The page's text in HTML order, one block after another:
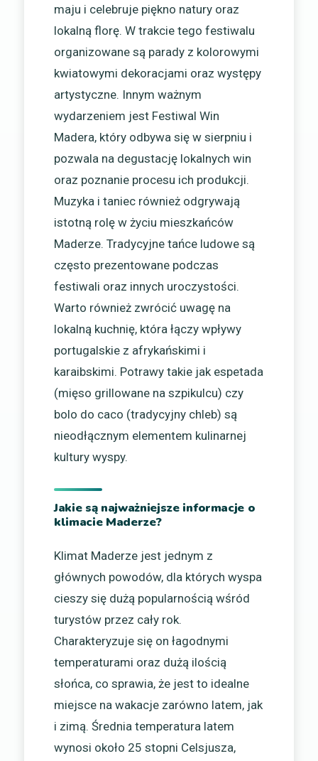
maju i celebruje piękno natury oraz
lokalną florę. W trakcie tego festiwalu
organizowane są parady z kolorowymi
kwiatowymi dekoracjami oraz występy
artystyczne. Innym ważnym
wydarzeniem jest Festiwal Win
Madera, który odbywa się w sierpniu i
pozwala na degustację lokalnych win
oraz poznanie procesu ich produkcji.
Muzyka i taniec również odgrywają
istotną rolę w życiu mieszkańców
Maderze. Tradycyjne tańce ludowe są
często prezentowane podczas
festiwali oraz innych uroczystości.
Warto również zwrócić uwagę na
lokalną kuchnię, która łączy wpływy
portugalskie z afrykańskimi i
karaibskimi. Potrawy takie jak espetada
(mięso grillowane na szpikulcu) czy
bolo do caco (tradycyjny chleb) są
nieodłącznym elementem kulinarnej
kultury wyspy.
Jakie są najważniejsze informacje o
klimacie Maderze?
Klimat Maderze jest jednym z
głównych powodów, dla których wyspa
cieszy się dużą popularnością wśród
turystów przez cały rok.
Charakteryzuje się on łagodnymi
temperaturami oraz dużą ilością
słońca, co sprawia, że jest to idealne
miejsce na wakacje zarówno latem, jak
i zimą. Średnia temperatura latem
wynosi około 25 stopni Celsjusza,